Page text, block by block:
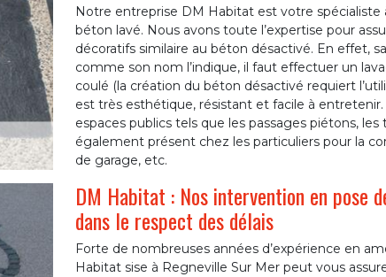
Notre entreprise DM Habitat est votre
béton lavé. Nous avons toute l’expertise pour
décoratifs similaire au béton désactivé. En effet,
comme son nom l’indique, il faut effectuer un
coulé (la création du béton désactivé requiert
est très esthétique, résistant et facile à
espaces publics tels que les passages piétons,
également présent chez les particuliers pour la
de garage, etc.
DM Habitat : Nos intervention en pose
dans le respect des délais
Forte de nombreuses années d’expérience en
Habitat sise à Regneville Sur Mer peut vous